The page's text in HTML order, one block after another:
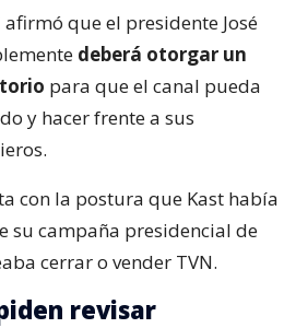
afirmó que el presidente José
deberá otorgar un
para que el canal pueda
y hacer frente a sus
con la postura que Kast había
su campaña presidencial de
cerrar o vender TVN.
revisar